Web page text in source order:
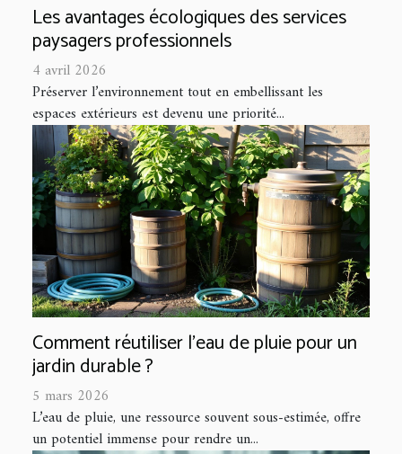
Les avantages écologiques des services
paysagers professionnels
4 avril 2026
Préserver l’environnement tout en embellissant les
espaces extérieurs est devenu une priorité...
Comment réutiliser l'eau de pluie pour un
jardin durable ?
5 mars 2026
L’eau de pluie, une ressource souvent sous-estimée, offre
un potentiel immense pour rendre un...